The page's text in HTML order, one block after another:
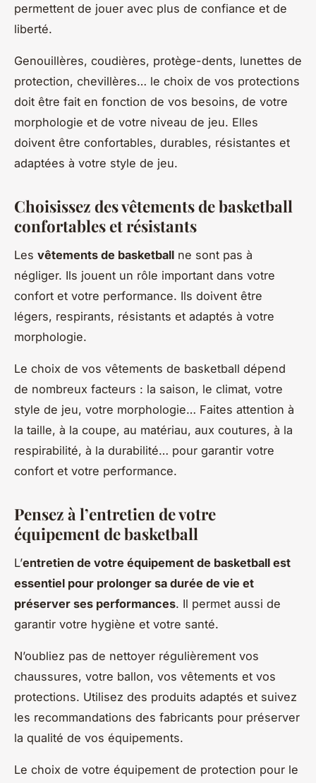
permettent de jouer avec plus de confiance et de
liberté.
Genouillères, coudières, protège-dents, lunettes de
protection, chevillères… le choix de vos protections
doit être fait en fonction de vos besoins, de votre
morphologie et de votre niveau de jeu. Elles
doivent être confortables, durables, résistantes et
adaptées à votre style de jeu.
Choisissez des vêtements de basketball
confortables et résistants
Les vêtements de basketball ne sont pas à
négliger. Ils jouent un rôle important dans votre
confort et votre performance. Ils doivent être
légers, respirants, résistants et adaptés à votre
morphologie.
Le choix de vos vêtements de basketball dépend
de nombreux facteurs : la saison, le climat, votre
style de jeu, votre morphologie… Faites attention à
la taille, à la coupe, au matériau, aux coutures, à la
respirabilité, à la durabilité… pour garantir votre
confort et votre performance.
Pensez à l’entretien de votre
équipement de basketball
L’entretien de votre équipement de basketball est
essentiel pour prolonger sa durée de vie et
préserver ses performances. Il permet aussi de
garantir votre hygiène et votre santé.
N’oubliez pas de nettoyer régulièrement vos
chaussures, votre ballon, vos vêtements et vos
protections. Utilisez des produits adaptés et suivez
les recommandations des fabricants pour préserver
la qualité de vos équipements.
Le choix de votre équipement de protection pour le